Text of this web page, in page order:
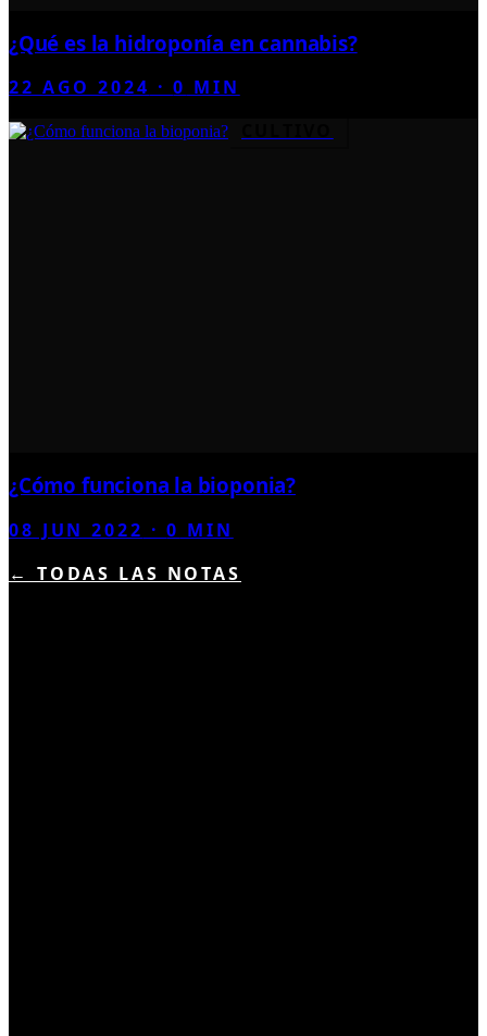
¿Qué es la hidroponía en cannabis?
22 AGO 2024 ·0 MIN
¿Cómo funciona la bioponia?
08 JUN 2022 ·0 MIN
← TODAS LAS NOTAS